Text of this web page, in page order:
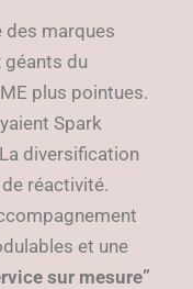
des marques
géants du
plus pointues.
Spark
diversification
réactivité.
et une
sur mesure”